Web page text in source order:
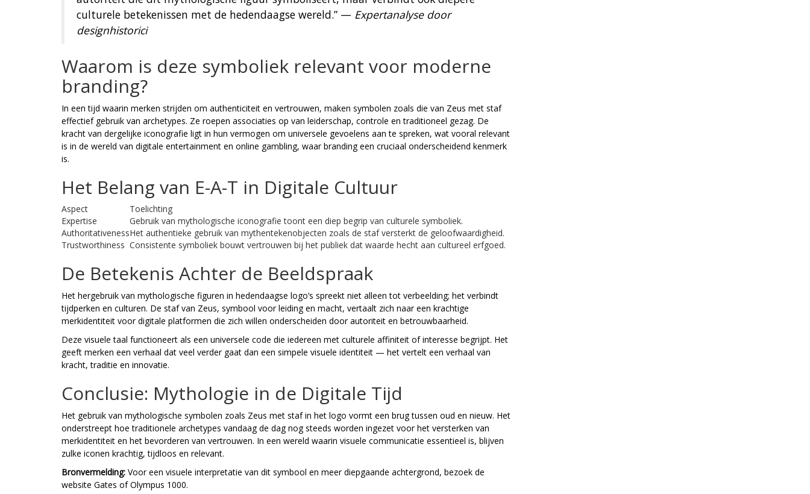
culturele betekenissen met de hedendaagse wereld.” — Expertanalyse door
designhistorici
Waarom is deze symboliek relevant voor moderne
branding?
In een tijd waarin merken strijden om authenticiteit en vertrouwen, maken symbolen zoals die van Zeus met staf
effectief gebruik van archetypes. Ze roepen associaties op van leiderschap, controle en traditioneel gezag. De
kracht van dergelijke iconografie ligt in hun vermogen om universele gevoelens aan te spreken, wat vooral relevant
is in de wereld van digitale entertainment en online gambling, waar branding een cruciaal onderscheidend kenmerk
is.
Het Belang van E-A-T in Digitale Cultuur
Aspect
Toelichting
Expertise
Gebruik van mythologische iconografie toont een diep begrip van culturele symboliek.
AuthoritativenessHet authentieke gebruik van mythentekenobjecten zoals de staf versterkt de geloofwaardigheid.
Trustworthiness Consistente symboliek bouwt vertrouwen bij het publiek dat waarde hecht aan cultureel erfgoed.
De Betekenis Achter de Beeldspraak
Het hergebruik van mythologische figuren in hedendaagse logo’s spreekt niet alleen tot verbeelding; het verbindt
tijdperken en culturen. De staf van Zeus, symbool voor leiding en macht, vertaalt zich naar een krachtige
merkidentiteit voor digitale platformen die zich willen onderscheiden door autoriteit en betrouwbaarheid.
Deze visuele taal functioneert als een universele code die iedereen met culturele affiniteit of interesse begrijpt. Het
geeft merken een verhaal dat veel verder gaat dan een simpele visuele identiteit — het vertelt een verhaal van
kracht, traditie en innovatie.
Conclusie: Mythologie in de Digitale Tijd
Het gebruik van mythologische symbolen zoals Zeus met staf in het logo vormt een brug tussen oud en nieuw. Het
onderstreept hoe traditionele archetypes vandaag de dag nog steeds worden ingezet voor het versterken van
merkidentiteit en het bevorderen van vertrouwen. In een wereld waarin visuele communicatie essentieel is, blijven
zulke iconen krachtig, tijdloos en relevant.
Bronvermelding: Voor een visuele interpretatie van dit symbool en meer diepgaande achtergrond, bezoek de
website Gates of Olympus 1000.